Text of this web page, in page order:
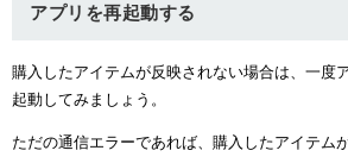
アプリを再起動する
購入したアイテムが反映されない場合は、一度
起動してみましょう。
ただの通信エラーであれば、購入したアイテム